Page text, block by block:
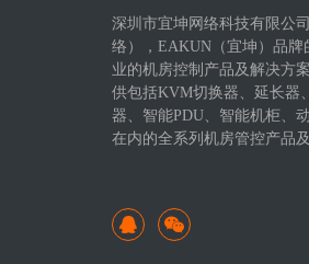
深圳市宜坤网络科技有限公
络），EAKUN（宜坤）品牌
业的机房控制产品及解决方
供包括KVM切换器、延长器
器、智能PDU、智能机柜、
在内的全系列机房管控产品